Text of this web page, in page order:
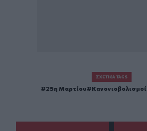
ΣΧΕΤΙΚΆ TAGS
25η Μαρτίου Κανονιοβολισμοί